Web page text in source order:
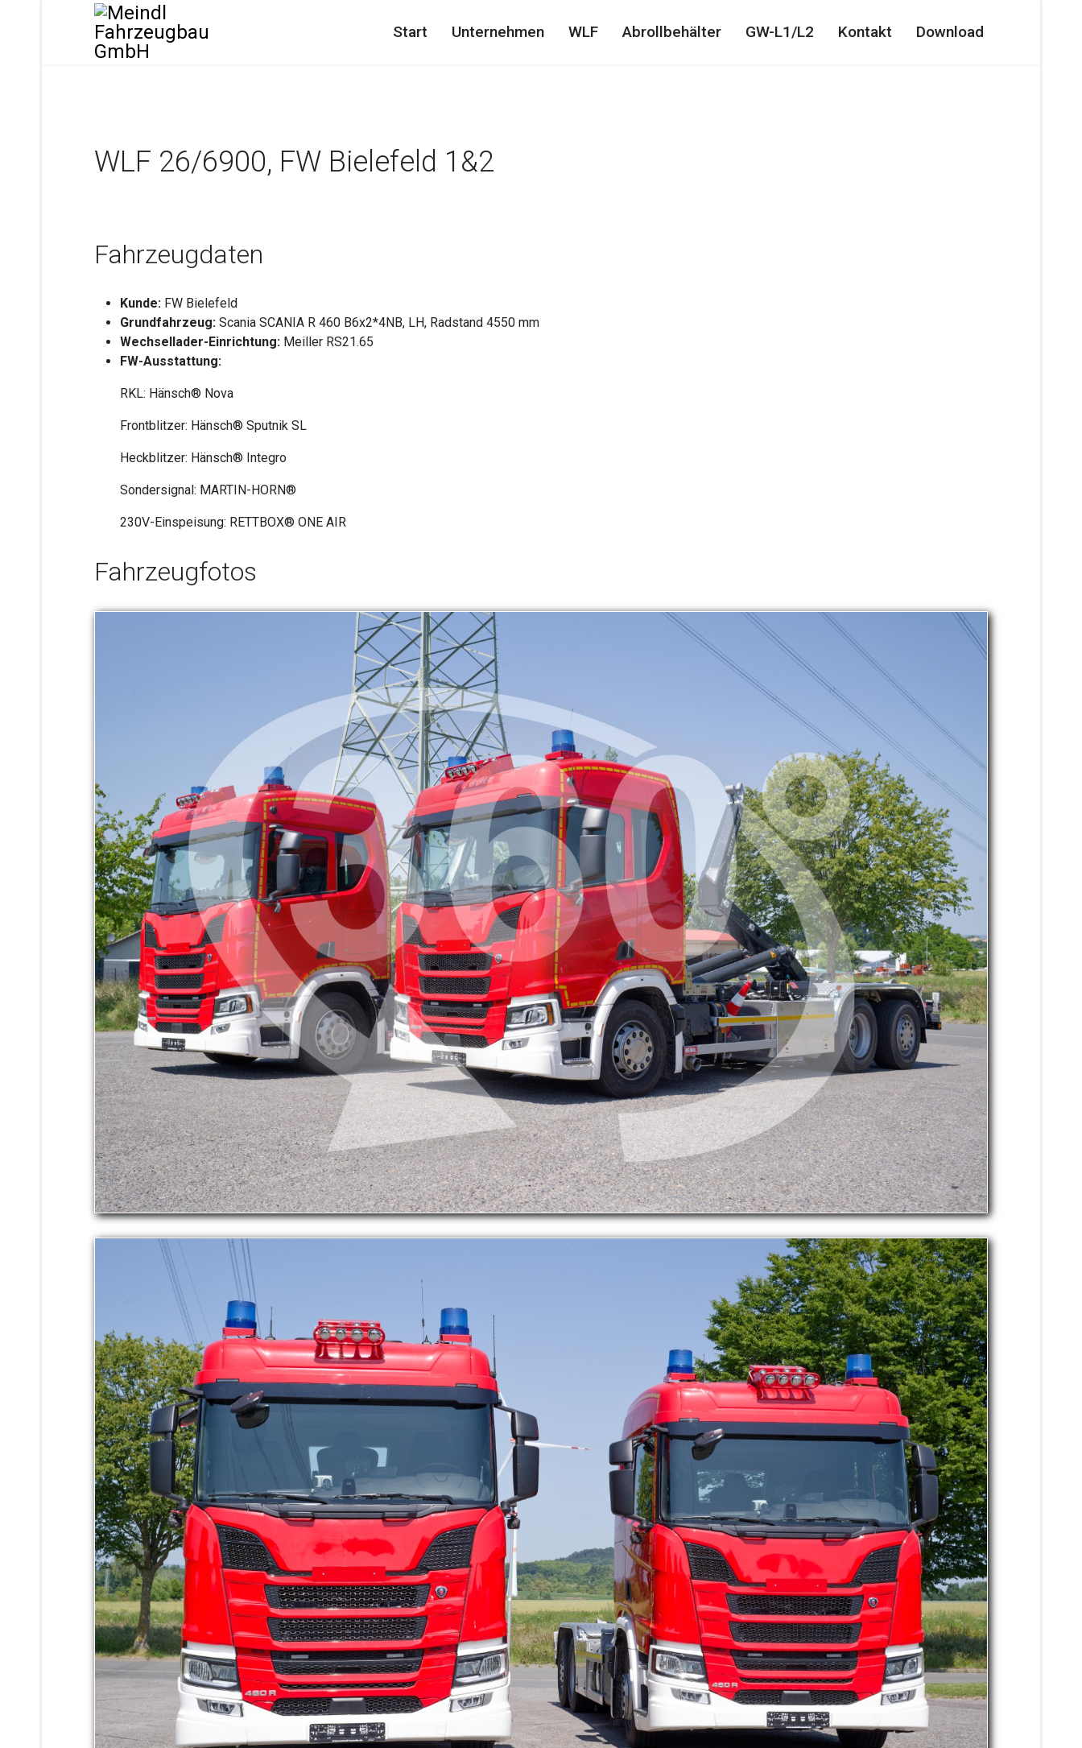
Start Unternehmen WLF Abrollbehälter GW-L1/L2 Kontakt Download
WLF 26/6900, FW Bielefeld 1&2
Fahrzeugdaten
Kunde: FW Bielefeld
Grundfahrzeug: Scania SCANIA R 460 B6x2*4NB, LH, Radstand 4550 mm
Wechsellader-Einrichtung: Meiller RS21.65
FW-Ausstattung:
RKL: Hänsch® Nova
Frontblitzer: Hänsch® Sputnik SL
Heckblitzer: Hänsch® Integro
Sondersignal: MARTIN-HORN®
230V-Einspeisung: RETTBOX® ONE AIR
Fahrzeugfotos